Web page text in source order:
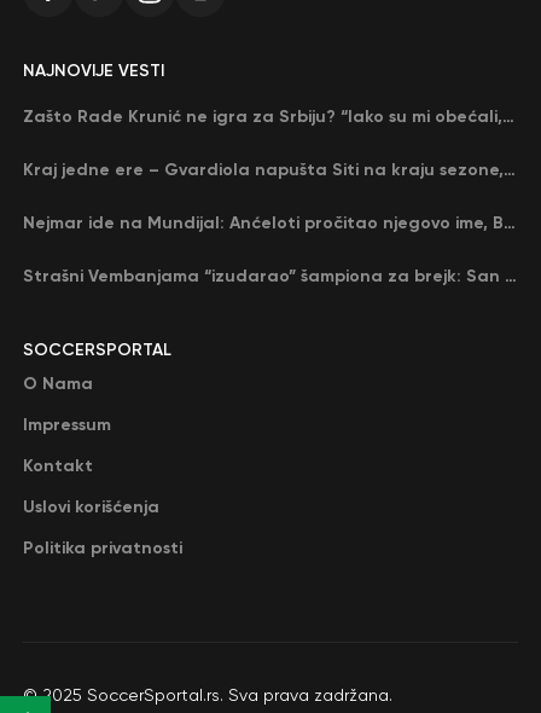
SOCCERSPORTAL
O Nama
Impressum
Kontakt
Uslovi korišćenja
Politika privatnosti
NAJNOVIJE VESTI
Zašto Rade Krunić ne igra za Srbiju? “Iako su mi obećali, niko me nije zvao…”
Kraj jedne ere – Gvardiola napušta Siti na kraju sezone, menja ga njegov nekadašnji rival
Nejmar ide na Mundijal: Anćeloti pročitao njegovo ime, Brazil u delirijumu (VIDEO)
Strašni Vembanjama “izudarao” šampiona za brejk: San Antonio poveo protiv Oklahome
© 2025 SoccerSportal.rs. Sva prava zadržana.